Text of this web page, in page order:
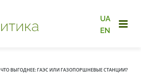
UA
EN
ЧТО ВЫГОДНЕЕ: ГАЭС ИЛИ ГАЗОПОРШНЕВЫЕ СТАНЦИИ?